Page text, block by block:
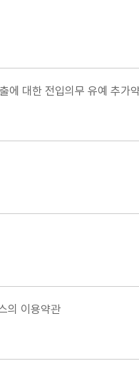
에 대한 전입의무 유예 추가
의 이용약관